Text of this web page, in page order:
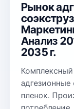
Рынок
Анализ
2035 г.
пленок.